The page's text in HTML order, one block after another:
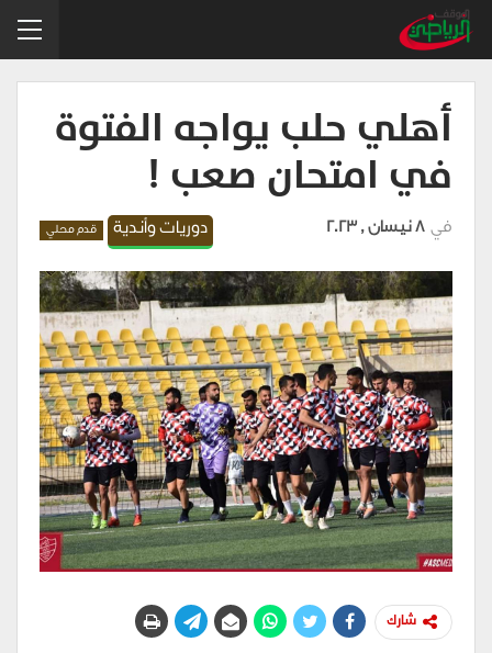
أهلي حلب يواجه الفتوة
في امتحان صعب !
دوريات وأندية قدم محلي في 8 نيسان , 2023
شارك